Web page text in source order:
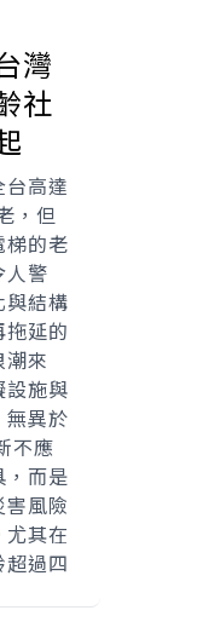
灣
社
高達
，但
的老
人警
與結構
延的
來
設施與
無異於
不應
，而是
風險
其在
過四